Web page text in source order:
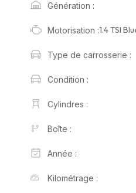
Génération :
Motorisation :1.4 TSI
Type de carrosserie :
Condition :
Cylindres :
Boîte :
Année :
Kilométrage :